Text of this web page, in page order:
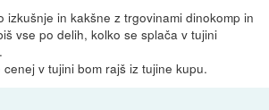
izkušnje in kakšne z trgovinami dinokomp in
vse po delih, kolko se splača v tujini
v tujini bom rajš iz tujine kupu.